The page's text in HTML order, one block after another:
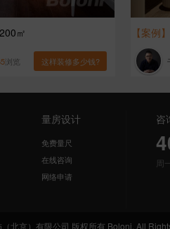
㎡
浏览 这样装修多少钱?
【案例】
量房设计
免费量尺
在线咨询
网络申请
咨
周
北京）有限公司 版权所有 Boloni. All